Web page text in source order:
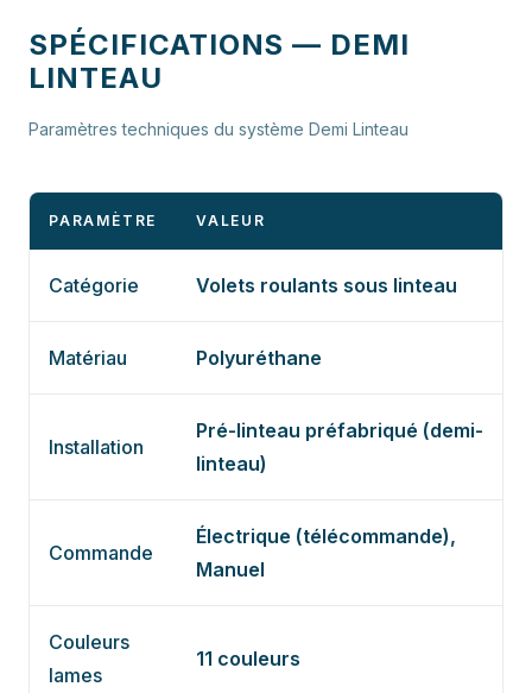
SPÉCIFICATIONS — DEMI
LINTEAU
Paramètres techniques du système Demi Linteau
PARAMÈTRE VALEUR
Catégorie Volets roulants sous linteau
Matériau Polyuréthane
Installation
Pré-linteau préfabriqué (demi-
linteau)
Commande
Électrique (télécommande),
Manuel
Couleurs
lames
11 couleurs